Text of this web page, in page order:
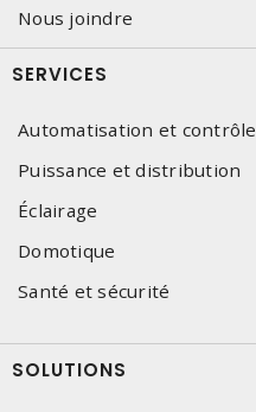
Nous joindre
SERVICES
Automatisation et contrôle
Puissance et distribution
Éclairage
Domotique
Santé et sécurité
SOLUTIONS